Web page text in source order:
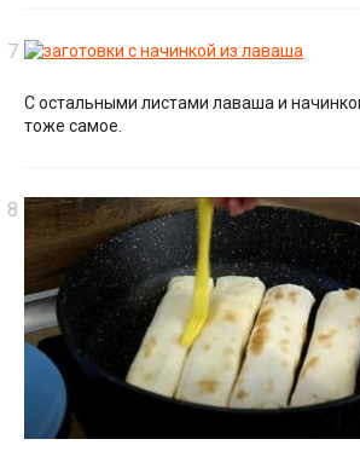
С остальными листами лаваша и
тоже самое.